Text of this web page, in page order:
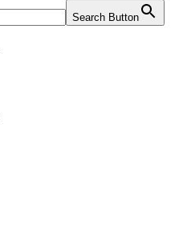
Search Button